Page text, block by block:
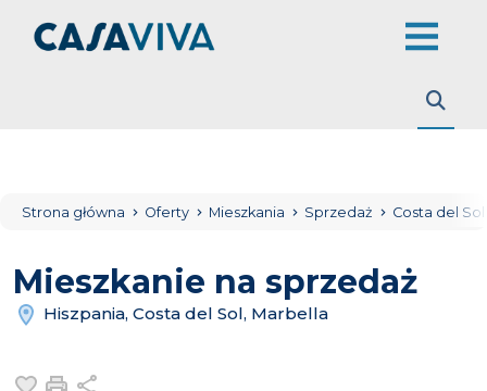
Strona główna Oferty Mieszkania Sprzedaż Costa del Sol
Mieszkanie na sprzedaż
Hiszpania, Costa del Sol, Marbella
Dodaj do ulubionych
Drukuj